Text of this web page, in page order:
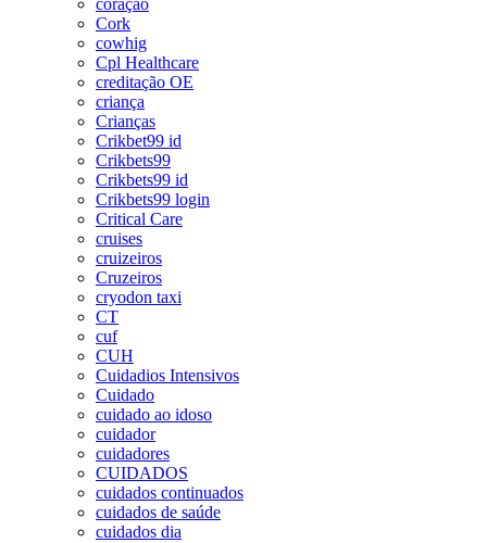
Cork
cowhig
Cpl Healthcare
creditação OE
criança
Crianças
Crikbet99 id
Crikbets99
Crikbets99 id
Crikbets99 login
Critical Care
cruises
cruizeiros
Cruzeiros
cryodon taxi
CT
cuf
CUH
Cuidadios Intensivos
Cuidado
cuidado ao idoso
cuidador
cuidadores
CUIDADOS
cuidados continuados
cuidados de saúde
cuidados dia